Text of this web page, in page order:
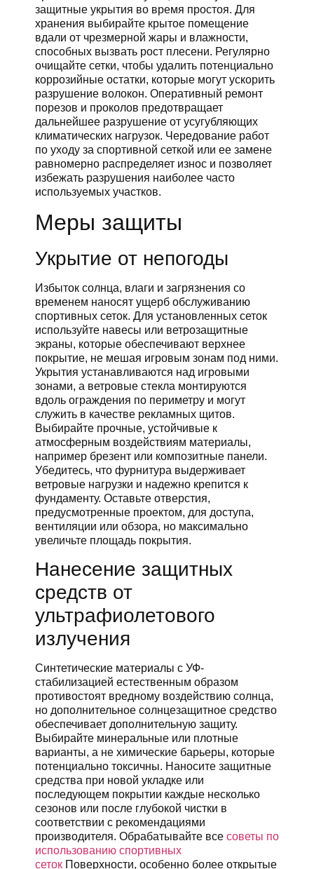
защитные укрытия во время простоя. Для
хранения выбирайте крытое помещение
вдали от чрезмерной жары и влажности,
способных вызвать рост плесени. Регулярно
очищайте сетки, чтобы удалить потенциально
коррозийные остатки, которые могут ускорить
разрушение волокон. Оперативный ремонт
порезов и проколов предотвращает
дальнейшее разрушение от усугубляющих
климатических нагрузок. Чередование работ
по уходу за спортивной сеткой или ее замене
равномерно распределяет износ и позволяет
избежать разрушения наиболее часто
используемых участков.
Меры защиты
Укрытие от непогоды
Избыток солнца, влаги и загрязнения со
временем наносят ущерб обслуживанию
спортивных сеток. Для установленных сеток
используйте навесы или ветрозащитные
экраны, которые обеспечивают верхнее
покрытие, не мешая игровым зонам под ними.
Укрытия устанавливаются над игровыми
зонами, а ветровые стекла монтируются
вдоль ограждения по периметру и могут
служить в качестве рекламных щитов.
Выбирайте прочные, устойчивые к
атмосферным воздействиям материалы,
например брезент или композитные панели.
Убедитесь, что фурнитура выдерживает
ветровые нагрузки и надежно крепится к
фундаменту. Оставьте отверстия,
предусмотренные проектом, для доступа,
вентиляции или обзора, но максимально
увеличьте площадь покрытия.
Нанесение защитных
средств от
ультрафиолетового
излучения
Синтетические материалы с УФ-
стабилизацией естественным образом
противостоят вредному воздействию солнца,
но дополнительное солнцезащитное средство
обеспечивает дополнительную защиту.
Выбирайте минеральные или плотные
варианты, а не химические барьеры, которые
потенциально токсичны. Наносите защитные
средства при новой укладке или
последующем покрытии каждые несколько
сезонов или после глубокой чистки в
соответствии с рекомендациями
производителя. Обрабатывайте все советы по
использованию спортивных
сеток Поверхности, особенно более открытые